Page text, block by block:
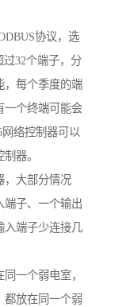
协议，选
32个端子，分
，每个季度的端
一个终端可能会
网络控制器可以
器。
，大部分情况
端子、一个输出
入端子少连接几
一个弱电室，
都放在同一个弱